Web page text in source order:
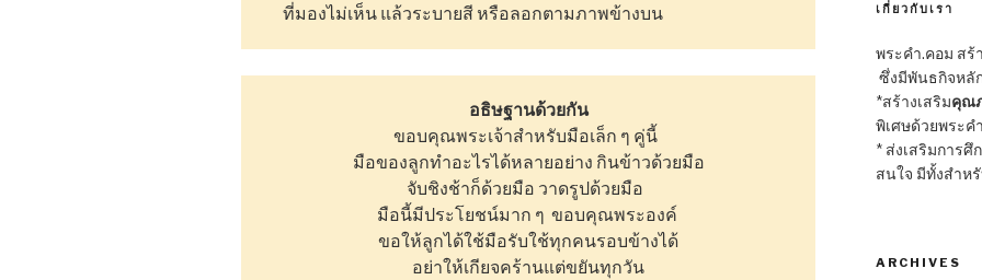
ที่มองไม่เห็น แล้วระบายสี หรือลอกตามภาพข้างบน
อธิษฐานด้วยกัน
ขอบคุณพระเจ้าสำหรับมือเล็ก ๆ คู่นี้
มือของลูกทำอะไรได้หลายอย่าง กินข้าวด้วยมือ
จับชิงช้าก็ด้วยมือ วาดรูปด้วยมือ
มือนี้มีประโยชน์มาก ๆ ขอบคุณพระองค์
ขอให้ลูกได้ใช้มือรับใช้ทุกคนรอบข้างได้
อย่าให้เกียจคร้านแต่ขยันทุกวัน
เกี่ยวกับเรา
พระคำ.คอม ส
ซึ่งมีพันธกิจหลั
*สร้างเสริมคุณ
พิเศษด้วยพระค
* ส่งเสริมการศึ
สนใจ มีทั้งสำห
ARCHIVES